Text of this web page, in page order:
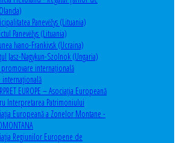
Panevėžys (Lituania)
Panevėžys (Lituania)
Ivano-Frankivsk (Ucraina)
Jasz-Nagykun-Szolnok (Ungaria)
internaţională
internaţională
EUROPE – Asociația Europeană
Interpretarea Patrimoniului
Europeană a Zonelor Montane -
Regiunilor Europene de